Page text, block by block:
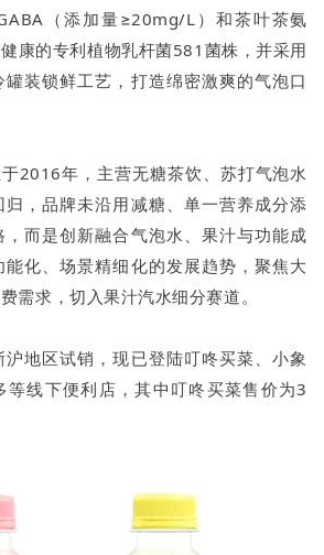
（添加量≥20mg/L）和茶叶茶氨
康的专利植物乳杆菌581菌株，并采用
装锁鲜工艺，打造绵密激爽的气泡口
于2016年，主营无糖茶饮、苏打气泡水
，品牌未沿用减糖、单一营养成分添
而是创新融合气泡水、果汁与功能成
化、场景精细化的发展趋势，聚焦大
需求，切入果汁汽水细分赛道。
地区试销，现已登陆叮咚买菜、小象
等线下便利店，其中叮咚买菜售价为3